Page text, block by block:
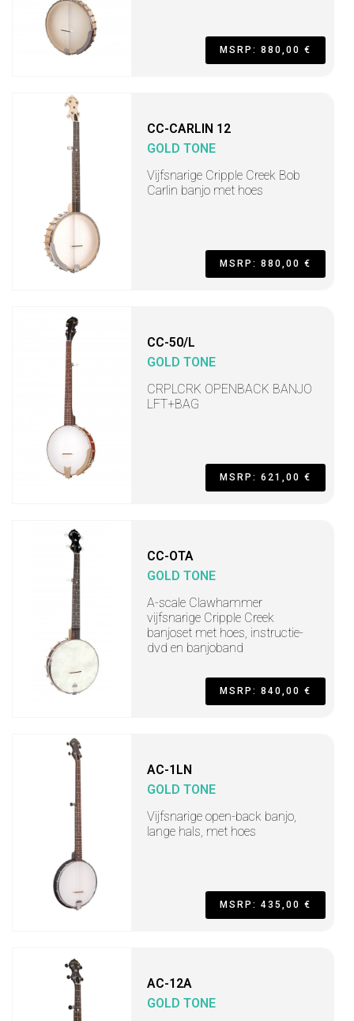
MSRP: 880,00 €
CC-CARLIN 12
GOLD TONE
Vijfsnarige Cripple Creek Bob
Carlin banjo met hoes
MSRP: 880,00 €
CC-50/L
GOLD TONE
CRPLCRK OPENBACK BANJO
LFT+BAG
MSRP: 621,00 €
CC-OTA
GOLD TONE
A-scale Clawhammer
vijfsnarige Cripple Creek
banjoset met hoes, instructie-
dvd en banjoband
MSRP: 840,00 €
AC-1LN
GOLD TONE
Vijfsnarige open-back banjo,
lange hals, met hoes
MSRP: 435,00 €
AC-12A
GOLD TONE